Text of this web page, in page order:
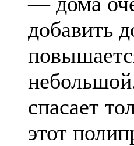
добавить
спасает
этот